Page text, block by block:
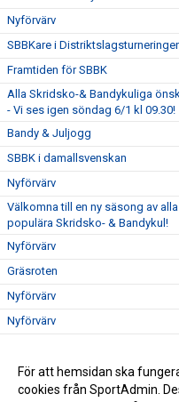
Nyförvärv
SBBKare i
Framtiden för SBBK
Alla Skridsko-& Bandykuliga
- Vi ses igen söndag 6/1 kl 09.30!
Bandy & Juljogg
SBBK i damallsvenskan
Nyförvärv
Välkomna till en ny säsong av
populära Skridsko- & Bandykul!
Nyförvärv
Gräsroten
Nyförvärv
Nyförvärv
SBBK Årsmöte 2018
Simon Bonetto tilldelas Bo
För att hemsidan ska
cookies från SportAdmin.